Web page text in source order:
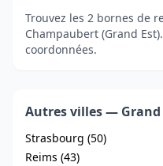
Trouvez les 2 bornes de
Champaubert (Grand
coordonnées.
Autres villes — Grand
Strasbourg (50)
Reims (43)